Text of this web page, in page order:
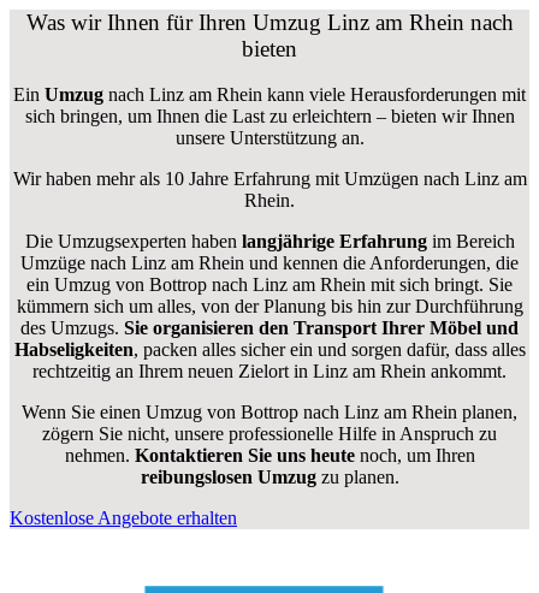
Was wir Ihnen für Ihren Umzug Linz am Rhein nach
bieten
Ein Umzug nach Linz am Rhein kann viele Herausforderungen mit
sich bringen, um Ihnen die Last zu erleichtern – bieten wir Ihnen
unsere Unterstützung an.
Wir haben mehr als 10 Jahre Erfahrung mit Umzügen nach Linz am
Rhein.
Die Umzugsexperten haben langjährige Erfahrungim Bereich
Umzüge nach Linz am Rhein und kennen die Anforderungen, die
ein Umzug von Bottrop nach Linz am Rhein mit sich bringt. Sie
kümmern sich um alles, von der Planung bis hin zur Durchführung
des Umzugs. Sie organisieren den Transport Ihrer Möbel und
Habseligkeiten, packen alles sicher ein und sorgen dafür, dass alles
rechtzeitig an Ihrem neuen Zielort in Linz am Rhein ankommt.
Wenn Sie einen Umzug von Bottrop nach Linz am Rhein planen,
zögern Sie nicht, unsere professionelle Hilfe in Anspruch zu
nehmen. Kontaktieren Sie uns heutenoch, um Ihren
reibungslosen Umzugzu planen.
Kostenlose Angebote erhalten